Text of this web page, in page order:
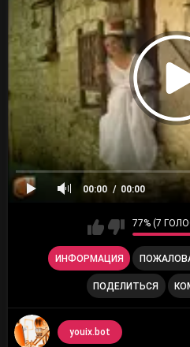
00:00 00:00
77% (7
ИНФОРМАЦИЯ
ПОДЕЛИТЬСЯ
youix.bot